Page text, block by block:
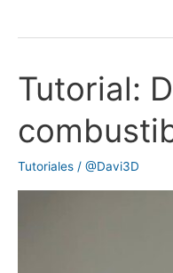
Tutorial:
Tutoriales / @Davi3D
Tutorial:
Depósito
de
combustible